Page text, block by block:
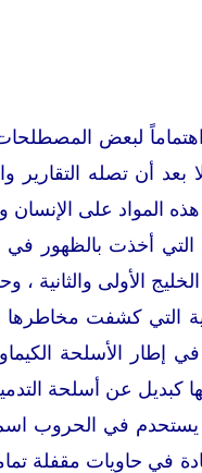
اهتماماً لبعض
بعد أن تصله
هذه المواد على
أخذت بالظهور في
والثانية ، وحرب
كشفت مخاطرها
الأسلحة
كبديل عن أسلحة
يستحدم في الحروب اسم
في حاويات مقفلة